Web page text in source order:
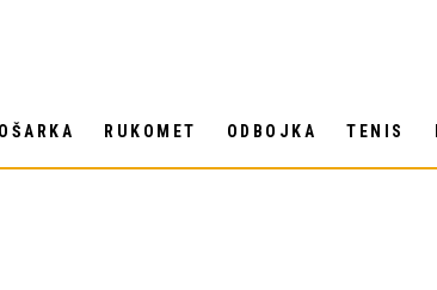
RUKOMET ODBOJKA TENIS